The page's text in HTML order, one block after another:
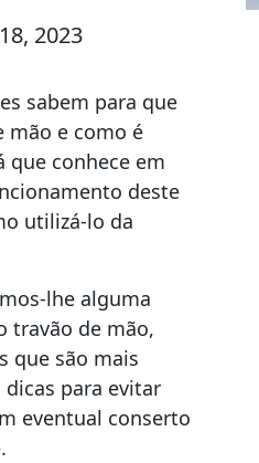
2023
sabem para que
mão e como é
que conhece em
deste
utilizá-lo da
lhe alguma
travão de mão,
que são mais
para evitar
eventual conserto